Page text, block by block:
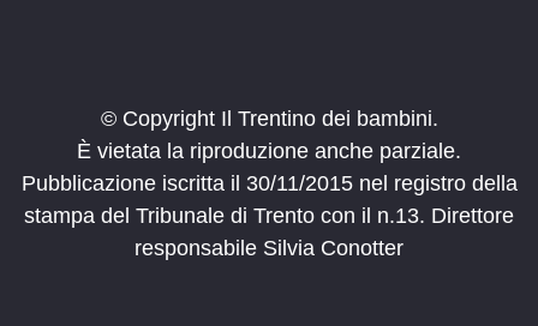
© Copyright Il Trentino dei bambini.
È vietata la riproduzione anche parziale.
Pubblicazione iscritta il 30/11/2015 nel registro della
stampa del Tribunale di Trento con il n.13. Direttore
responsabile Silvia Conotter